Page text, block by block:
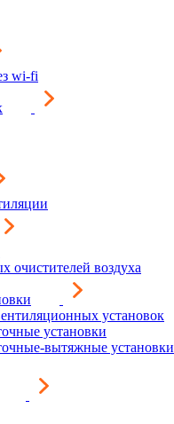
wi-fi
очистителей воздуха
установок
установки
вытяжные установки